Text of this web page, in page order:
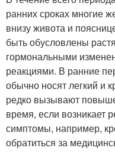
Состояние на
Тяжесть в животе
Живот во время
ранних сроках многие
внизу живота и
быть обусловлены
гормональными
реакциями. В ранние
обычно носят легкий и
редко вызывают
время, если возникает
симптомы, например,
обратиться за